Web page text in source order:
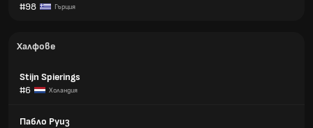
#98
Гърция
Халфове
Stijn Spierings
#6
Холандия
Пабло Руиз